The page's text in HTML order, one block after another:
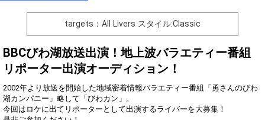
0 Event Begins!
オリジナルアバター制作権獲
得！
Gifting
Throw gifts to the stage and join
the live performance.
First, try throwing free Stars
Comments
refrain from posting comments
that may offend performers or
targets：All Livers スタイル:Classic
BBCびわ湖放送出演！地上波バラエティー番組
リポーター出演オーディション！
2002年より放送を開始した地域密着情報バラエティー番組「勇さんのびわ
湖カンパニー」略して「びわカン」。
今回はロケに出てリポーターとして出演するライバーを大募集！